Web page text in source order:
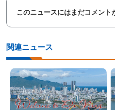
このニュースにはまだコメント
関連ニュース